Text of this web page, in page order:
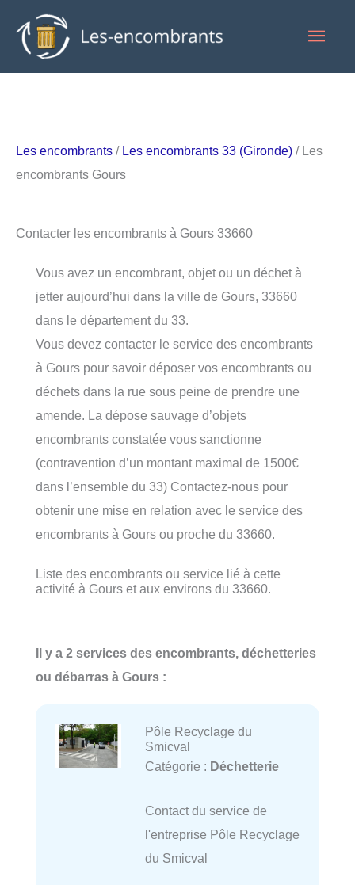
contenu
Les encombrants / Les encombrants 33 (Gironde) / Les
encombrants Gours
Contacter les encombrants à Gours 33660
Vous avez un encombrant, objet ou un déchet à
jetter aujourd’hui dans la ville de Gours, 33660
dans le département du 33.
Vous devez contacter le service des encombrants
à Gours pour savoir déposer vos encombrants ou
déchets dans la rue sous peine de prendre une
amende. La dépose sauvage d’objets
encombrants constatée vous sanctionne
(contravention d’un montant maximal de 1500€
dans l’ensemble du 33) Contactez-nous pour
obtenir une mise en relation avec le service des
encombrants à Gours ou proche du 33660.
Liste des encombrants ou service lié à cette
activité à Gours et aux environs du 33660.
Il y a 2 services des encombrants, déchetteries
ou débarras à Gours :
Pôle Recyclage du
Smicval
Catégorie : Déchetterie
Contact du service de
l'entreprise Pôle Recyclage
du Smicval